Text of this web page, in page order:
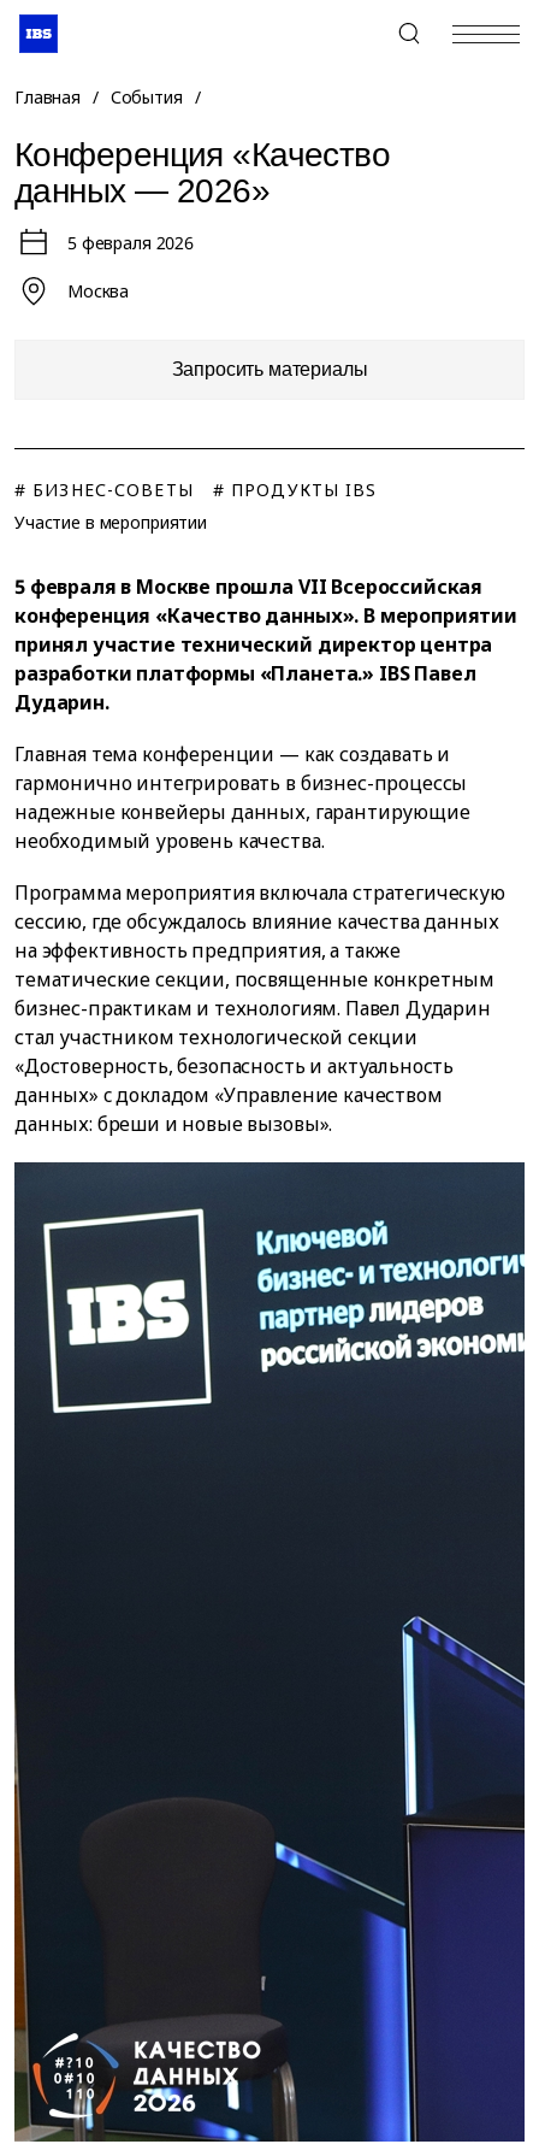
+7 (495) 967-80-80
Главная / События /
Конференция «Качество
данных — 2026»
5 февраля 2026
Москва
Запросить материалы
# БИЗНЕС-СОВЕТЫ
# ПРОДУКТЫ IBS
Участие в мероприятии
5 февраля в Москве прошла VII Всероссийская
конференция «Качество данных». В мероприятии
принял участие технический директор центра
разработки платформы «Планета.» IBS Павел
Дударин.
Главная тема конференции — как создавать и
гармонично интегрировать в бизнес-процессы
надежные конвейеры данных, гарантирующие
необходимый уровень качества.
Программа мероприятия включала стратегическую
сессию, где обсуждалось влияние качества данных
на эффективность предприятия, а также
тематические секции, посвященные конкретным
бизнес-практикам и технологиям. Павел Дударин
стал участником технологической секции
«Достоверность, безопасность и актуальность
данных» c докладом «Управление качеством
данных: бреши и новые вызовы».